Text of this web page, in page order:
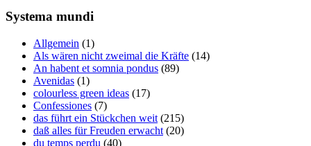
Systema mundi
Allgemein (1)
Als wären nicht zweimal die Kräfte (14)
An habent et somnia pondus (89)
Avenidas (1)
colourless green ideas (17)
Confessiones (7)
das führt ein Stückchen weit (215)
daß alles für Freuden erwacht (20)
du temps perdu (40)